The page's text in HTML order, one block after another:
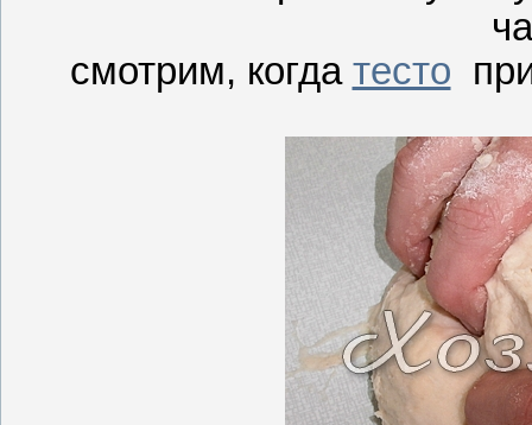
смотрим, когда тесто